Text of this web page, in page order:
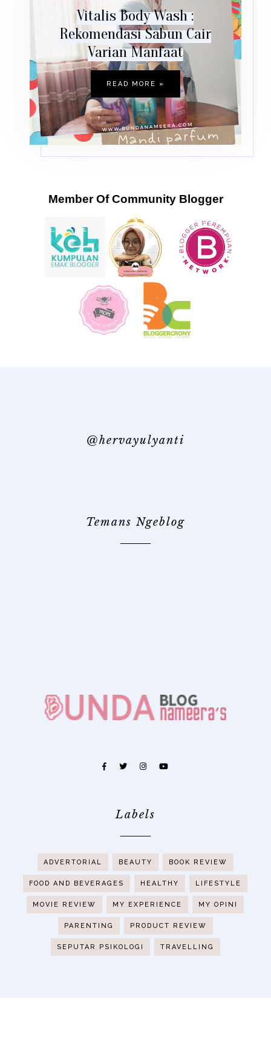
Vitalis Body Wash :
Rekomendasi Sabun Cair
Varian Manfaat
READ MORE »
Member Of Community Blogger
@hervayulyanti
Temans Ngeblog
Labels
ADVERTORIAL BEAUTY BOOK REVIEW
FOOD AND BEVERAGES HEALTHY LIFESTYLE
MOVIE REVIEW MY EXPERIENCE MY OPINI
PARENTING PRODUCT REVIEW
SEPUTAR PSIKOLOGI TRAVELLING